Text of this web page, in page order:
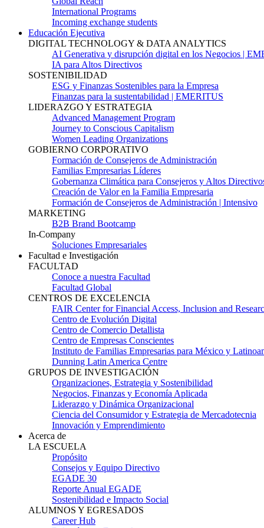
International Programs
Incoming exchange students
Educación Ejecutiva
DIGITAL TECHNOLOGY & DATA ANALYTICS
AI Generativa y disrupción digital en los Negocios |
IA para Altos Directivos
SOSTENIBILIDAD
ESG y Finanzas Sostenibles para la Empresa
Finanzas para la sustentabilidad | EMERITUS
LIDERAZGO Y ESTRATEGIA
Advanced Management Program
Journey to Conscious Capitalism
Women Leading Organizations
GOBIERNO CORPORATIVO
Formación de Consejeros de Administración
Familias Empresarias Líderes
Gobernanza Climática para Consejeros y Altos
Creación de Valor en la Familia Empresaria
Formación de Consejeros de Administración | Intensivo
MARKETING
B2B Brand Bootcamp
In-Company
Soluciones Empresariales
Facultad e Investigación
FACULTAD
Conoce a nuestra Facultad
Facultad Global
CENTROS DE EXCELENCIA
FAIR Center for Financial Access, Inclusion and
Centro de Evolución Digital
Centro de Comercio Detallista
Centro de Empresas Conscientes
Instituto de Familias Empresarias para México y
Dunning Latin America Centre
GRUPOS DE INVESTIGACIÓN
Organizaciones, Estrategia y Sostenibilidad
Negocios, Finanzas y Economía Aplicada
Liderazgo y Dinámica Organizacional
Ciencia del Consumidor y Estrategia de Mercadotecnia
Innovación y Emprendimiento
Acerca de
LA ESCUELA
Propósito
Consejos y Equipo Directivo
EGADE 30
Reporte Anual EGADE
Sostenibilidad e Impacto Social
ALUMNOS Y EGRESADOS
Career Hub